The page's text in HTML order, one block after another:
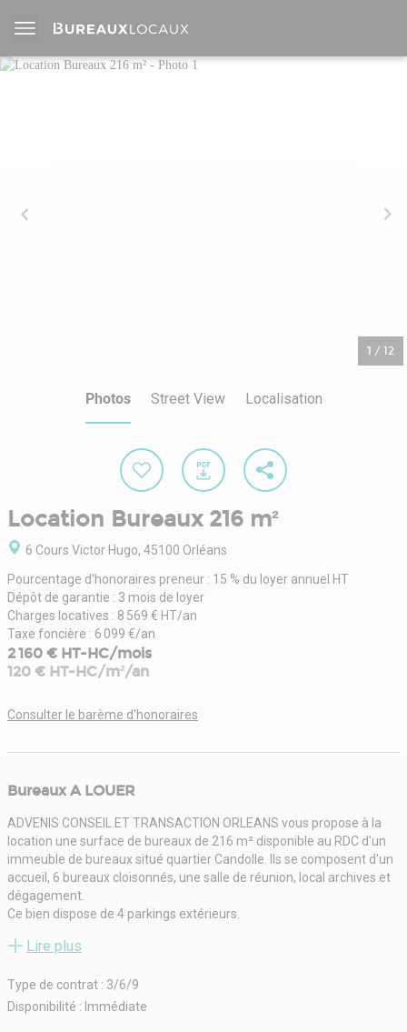
1 / 12
Photos Street View Localisation
Location Bureaux 216 m²
6 Cours Victor Hugo, 45100 Orléans
Pourcentage d'honoraires preneur : 15 % du loyer annuel HT
Dépôt de garantie : 3 mois de loyer
Charges locatives : 8 569 € HT/an
Taxe foncière : 6 099 €/an
2 160 € HT-HC/mois
120 € HT-HC/m²/an
Consulter le barème d'honoraires
Bureaux A LOUER
ADVENIS CONSEIL ET TRANSACTION ORLEANS vous propose à la
location une surface de bureaux de 216 m² disponible au RDC d'un
immeuble de bureaux situé quartier Candolle. Ils se composent d'un
accueil, 6 bureaux cloisonnés, une salle de réunion, local archives et
dégagement.
Ce bien dispose de 4 parkings extérieurs.
Notre équipe reste à votre disposition, alors n'hésitez pas à nous
contact disponible sur votre écran, pour obtenir plus de
renseignements sur ce bien.
Lire plus
Type de contrat : 3/6/9
Disponibilité : Immédiate